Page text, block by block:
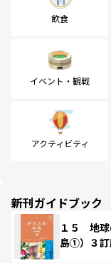
飲食
イベント・観戦
アクティビティ
新刊ガイドブック
１５ 地
島①）３訂